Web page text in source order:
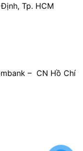
Tp. HCM
– CN Hồ Chí